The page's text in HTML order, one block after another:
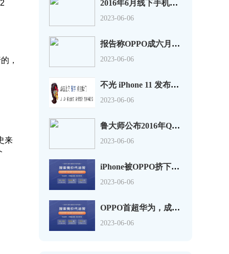
，
来
2016年6月线下手机销量排行榜：华为第1、小米第9
2023-06-06
报告称OPPO成六月销量最佳手机，超过苹果华为
2023-06-06
不光 iPhone 11 发布了，OPPO Reno2 也同样值得关注
2023-06-06
鲁大师公布2016年Q3季手机流畅度排行 魅族PRO6第一
2023-06-06
iPhone被OPPO挤下神坛，不再是中国最畅销的手机
2023-06-06
OPPO首超华为，成国内智能机年度出货冠军
2023-06-06